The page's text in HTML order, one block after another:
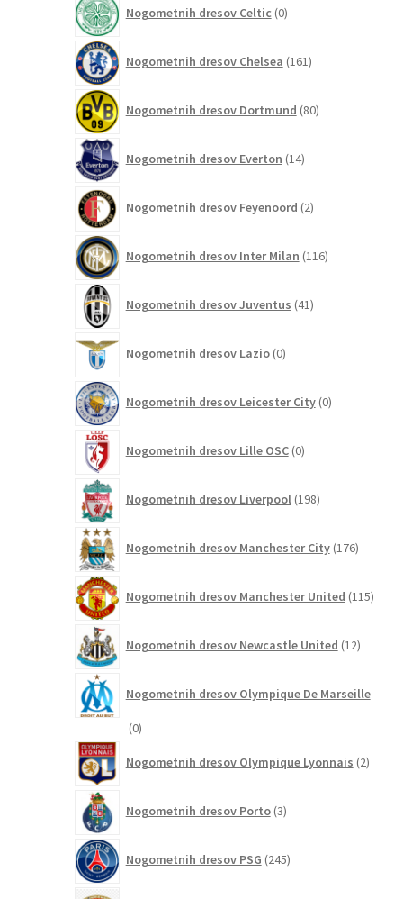
Nogometnih dresov Celtic 0izdelkov
Nogometnih dresov Chelsea 161izdelkov
Nogometnih dresov Dortmund 80izdelkov
Nogometnih dresov Everton 14izdelkov
Nogometnih dresov Feyenoord 2izdelka
Nogometnih dresov Inter Milan 116izdelkov
Nogometnih dresov Juventus 41izdelkov
Nogometnih dresov Lazio 0izdelkov
Nogometnih dresov Leicester City 0izdelkov
Nogometnih dresov Lille OSC 0izdelkov
Nogometnih dresov Liverpool 198izdelkov
Nogometnih dresov Manchester City 176izdelkov
Nogometnih dresov Manchester United 115
Nogometnih dresov Newcastle United 12izdelkov
Nogometnih dresov Olympique De Marseille
00
Nogometnih dresov Olympique Lyonnais 2izdelka
Nogometnih dresov Porto 3izdelki
Nogometnih dresov PSG 245izdelkov